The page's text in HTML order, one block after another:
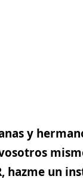
y
hazme un